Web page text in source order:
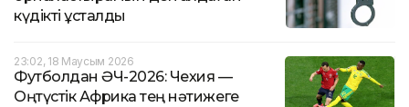
күдікті ұсталды
23:02, 18 Маусым 2026
Футболдан ӘЧ-2026: Чехия —
Оңтүстік Африка тең нәтижеге